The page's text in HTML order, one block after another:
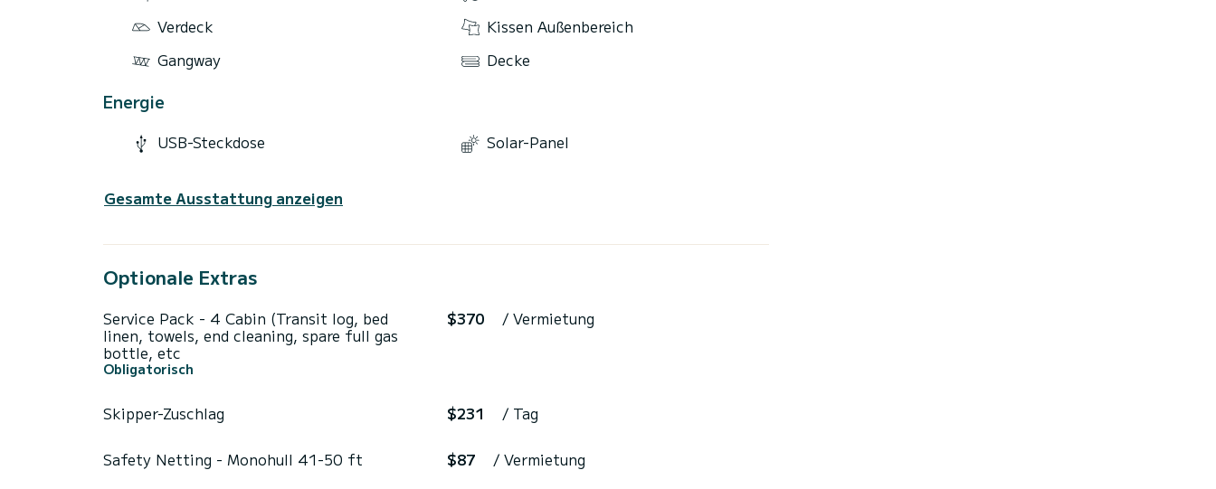
Verdeck
Kissen Außenbereich
Gangway
Decke
Energie
USB-Steckdose Solar-Panel
Gesamte Ausstattung anzeigen
Optionale Extras
Service Pack - 4 Cabin (Transit log, bed
linen, towels, end cleaning, spare full gas
bottle, etc
Obligatorisch
$370 / Vermietung
Skipper-Zuschlag $231 / Tag
Safety Netting - Monohull 41-50 ft $87 / Vermietung